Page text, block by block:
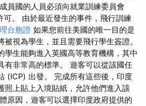
員國的人員必須向就業訓練委員會
可。 由於最近發生的事件，飛行訓練
台胞證 如果您前往美國的唯一目的是
被視為學生，並且需要飛行學生簽證。
學生能夠進入英國高等教育機構，其中
有非常高的標準。 遊客可以從該國任
(ICP) 出發。 完成所有這些後，印度
照上貼上入境貼紙，允許他們進入該
原因，遊客可以選擇印度政府提供的